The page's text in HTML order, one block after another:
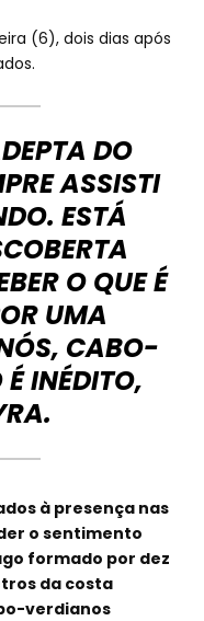
(6), dois dias após
DO
ASSISTI
ESTÁ
O QUE É
UMA
CABO-
INÉDITO,
à presença nas
o sentimento
formado por dez
da costa
verdianos